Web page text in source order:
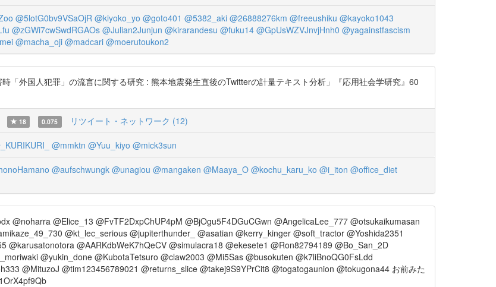
@5lotG0bv9VSaOjR @kiyoko_yo @goto401 @5382_aki @26888276km @freeushiku @kayoko1043
@zGWi7cwSwdRGAOs @Julian2Junjun @kirarandesu @fuku14 @GpUsWZVJnvjHnh0 @yagainstfascism
@macha_oji @madcari @moerutoukon2
「外国人犯罪」の流言に関する研究 : 熊本地震発生直後のTwitterの計量テキスト分析」『応用社会学研究』60
18 0.075 リツイート・ネットワーク (12)
@mmktn @Yuu_kiyo @mick3sun
@aufschwungk @unagiou @mangaken @Maaya_O @kochu_karu_ko @i_iton @office_diet
@noharra @Elice_13 @FvTF2DxpChUP4pM @BjOgu5F4DGuCGwn @AngelicaLee_777 @otsukaikumasan
@kt_lec_serious @jupiterthunder_ @asatian @kerry_kinger @soft_tractor @Yoshida2351
@karusatonotora @AARKdbWeK7hQeCV @simulacra18 @ekesete1 @Ron82794189 @Bo_San_2D
@yukin_done @KubotaTetsuro @claw2003 @Mi5Sas @busokuten @k7liBnoQG0FsLdd
@MituzoJ @tim123456789021 @returns_slice @takej9S9YPrCit8 @togatogaunion @tokugona44 お前みた